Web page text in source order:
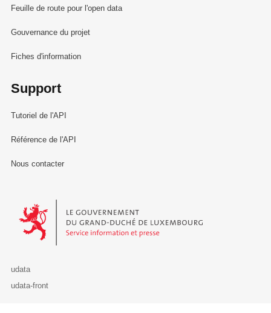
Feuille de route pour l'open data
Gouvernance du projet
Fiches d'information
Support
Tutoriel de l'API
Référence de l'API
Nous contacter
Le Gouvernement du Grand-Duché de Luxembourg - Service
udata
udata-front